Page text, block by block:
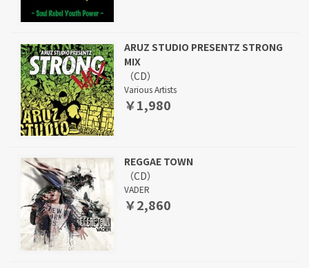
ARUZ STUDIO PRESENTZ STRONG
MIX
（CD）
Various Artists
￥1,980
REGGAE TOWN
（CD）
VADER
￥2,860